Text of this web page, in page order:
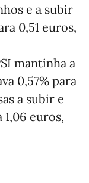
e a subir
0,51 euros,
mantinha a
0,57% para
a subir e
1,06 euros,